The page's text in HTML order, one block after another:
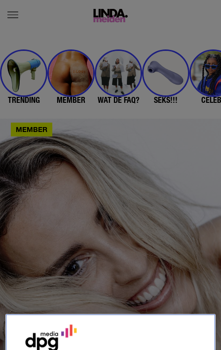
TRENDING MEMBER WAT DE FAQ? SEKS!!!